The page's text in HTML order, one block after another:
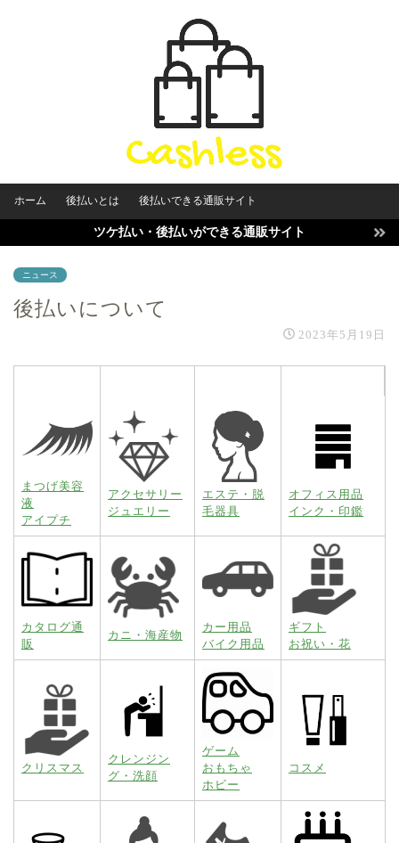
ホーム 後払いとは 後払いできる通販サイト
ツケ払い・後払いができる通販サイト
ニュース
後払いについて
2023年5月19日
まつげ美容
液
アイプチ
アクセサリー
ジュエリー
エステ・脱
毛器具
オフィス用品
インク・印鑑
カタログ通
販
カニ・海産物
カー用品
バイク用品
ギフト
お祝い・花
クリスマス
クレンジン
グ・洗顔
ゲーム
おもちゃ
ホビー
コスメ